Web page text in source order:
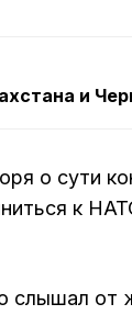
и
о сути
к
слышал от